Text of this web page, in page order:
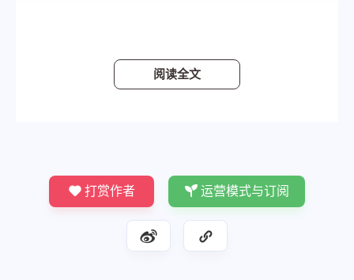
阅读全文
打赏作者 运营模式与订阅